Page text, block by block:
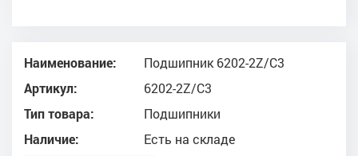
Наименование:
Подшипник 6202-2Z/C3
Артикул:
6202-2Z/C3
Тип товара:
Подшипники
Наличие:
Есть на складе